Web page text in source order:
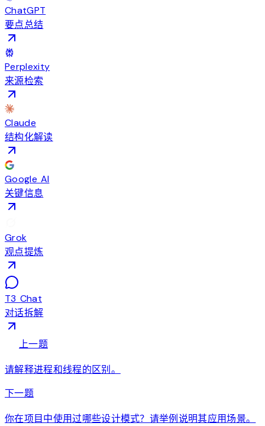
ChatGPT
要点总结
Perplexity
来源检索
Claude
结构化解读
Google AI
关键信息
Grok
观点提炼
T3 Chat
对话拆解
上一题
请解释进程和线程的区别。
下一题arrow_forward
你在项目中使用过哪些设计模式？请举例说明其应用场景。